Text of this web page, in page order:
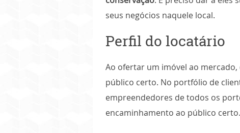
seus negócios naquele local.
Perfil do locatário
Ao ofertar um imóvel ao
público certo. No portfólio de
empreendedores de todos os
encaminhamento ao público certo.